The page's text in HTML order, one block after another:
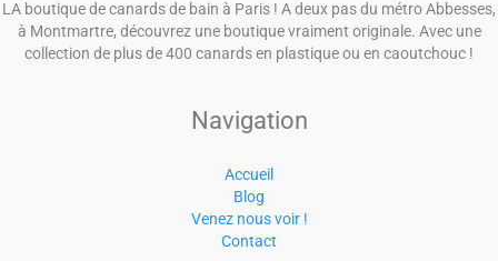
LA boutique de canards de bain à Paris ! A deux pas du métro Abbesses,
à Montmartre, découvrez une boutique vraiment originale. Avec une
collection de plus de 400 canards en plastique ou en caoutchouc !
Navigation
Accueil
Blog
Venez nous voir !
Contact